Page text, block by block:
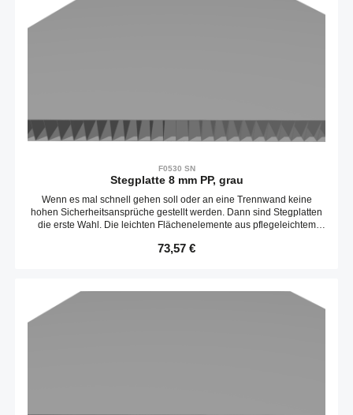
F0530 SN
Stegplatte 8 mm PP, grau
Wenn es mal schnell gehen soll oder an eine Trennwand keine
hohen Sicherheitsansprüche gestellt werden. Dann sind Stegplatten
die erste Wahl. Die leichten Flächenelemente aus pflegeleichtem
schnell befestigt werden. Die Platten sind entlang der Stege leicht
Regulärer Preis:
73,57 €